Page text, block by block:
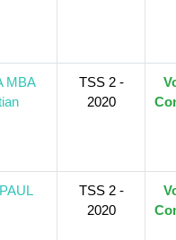
MBA
TSS 2 -
2020
TSS 2 -
2020